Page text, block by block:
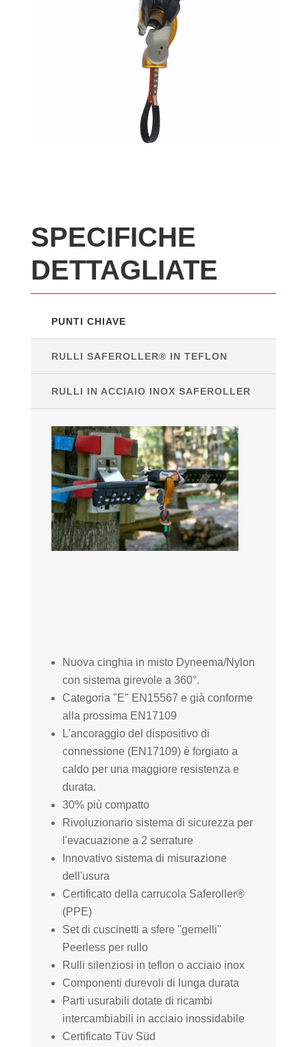
SPECIFICHE
DETTAGLIATE
PUNTI CHIAVE
RULLI SAFEROLLER® IN TEFLON
RULLI IN ACCIAIO INOX SAFEROLLER
Nuova cinghia in misto Dyneema/Nylon
con sistema girevole a 360°.
Categoria "E" EN15567 e già conforme
alla prossima EN17109
L'ancoraggio del dispositivo di
connessione (EN17109) è forgiato a
caldo per una maggiore resistenza e
durata.
30% più compatto
Rivoluzionario sistema di sicurezza per
l'evacuazione a 2 serrature
Innovativo sistema di misurazione
dell'usura
Certificato della carrucola Saferoller®
(PPE)
Set di cuscinetti a sfere "gemelli"
Peerless per rullo
Rulli silenziosi in teflon o acciaio inox
Componenti durevoli di lunga durata
Parti usurabili dotate di ricambi
intercambiabili in acciaio inossidabile
Certificato Tüv Süd